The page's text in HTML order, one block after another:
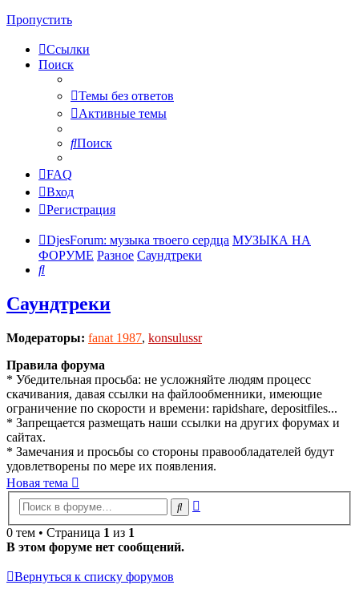
Пропустить
Ссылки
Поиск
Темы без ответов
Активные темы
Поиск
FAQ
Вход
Регистрация
DjesForum: музыка твоего сердца МУЗЫКА НА
ФОРУМЕ Разное Саундтреки
Поиск
Саундтреки
Модераторы: fanat 1987, konsulussr
Правила форума
* Убедительная просьба: не усложняйте людям процесс
скачивания, давая ссылки на файлообменники, имеющие
ограничение по скорости и времени: rapidshare, depositfiles...
* Запрещается размещать наши ссылки на других форумах и
сайтах.
* Замечания и просьбы со стороны правообладателей будут
удовлетворены по мере их появления.
Новая тема
Поиск
0 тем • Страница 1 из 1
В этом форуме нет сообщений.
Вернуться к списку форумов